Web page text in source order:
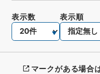
表示数 表示順
マークがある場合